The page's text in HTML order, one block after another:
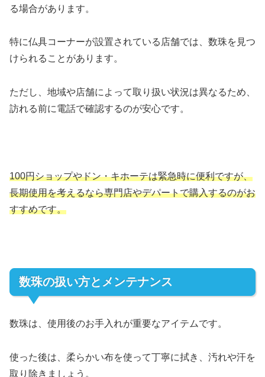
る場合があります。
特に仏具コーナーが設置されている店舗では、数珠を見つ
けられることがあります。
ただし、地域や店舗によって取り扱い状況は異なるため、
訪れる前に電話で確認するのが安心です。
100円ショップやドン・キホーテは緊急時に便利ですが、
長期使用を考えるなら専門店やデパートで購入するのがお
すすめです。
数珠の扱い方とメンテナンス
数珠は、使用後のお手入れが重要なアイテムです。
使った後は、柔らかい布を使って丁寧に拭き、汚れや汗を
取り除きましょう。